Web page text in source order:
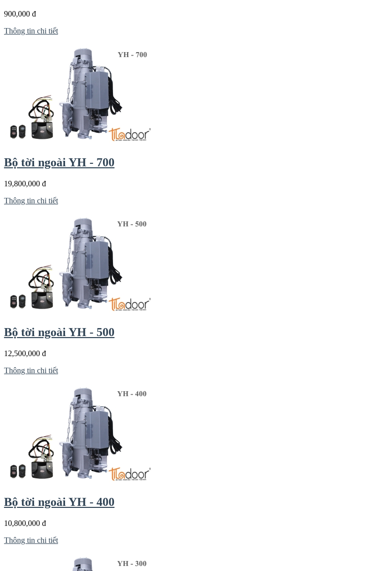
900,000 đ
Thông tin chi tiết
Bộ tời ngoài YH - 700
19,800,000 đ
Thông tin chi tiết
Bộ tời ngoài YH - 500
12,500,000 đ
Thông tin chi tiết
Bộ tời ngoài YH - 400
10,800,000 đ
Thông tin chi tiết